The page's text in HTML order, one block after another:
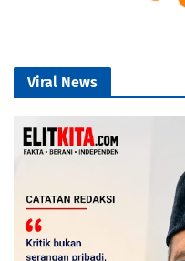
Viral News